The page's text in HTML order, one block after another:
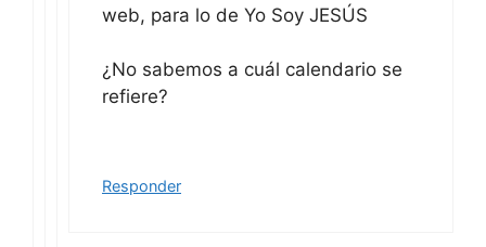
web, para lo de Yo Soy JESÚS
¿No sabemos a cuál calendario se
refiere?
Responder